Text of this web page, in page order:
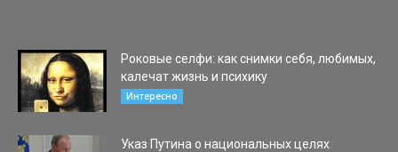
Роковые селфи: как снимки себя, любимых,
калечат жизнь и психику
Интересно
Указ Путина о национальных целях